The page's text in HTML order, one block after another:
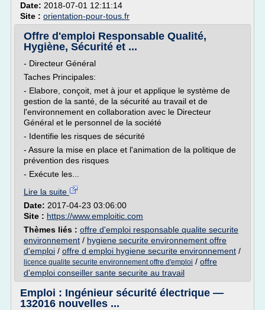
Date: 2018-07-01 12:11:14
Site : orientation-pour-tous.fr
Offre d'emploi Responsable Qualité,
Hygiène, Sécurité et ...
- Directeur Général
Taches Principales:
- Elabore, conçoit, met à jour et applique le système de
gestion de la santé, de la sécurité au travail et de
l'environnement en collaboration avec le Directeur
Général et le personnel de la société
- Identifie les risques de sécurité
- Assure la mise en place et l'animation de la politique de
prévention des risques
- Exécute les...
Lire la suite
Date: 2017-04-23 03:06:00
Site : https://www.emploitic.com
Thèmes liés : offre d'emploi responsable qualite securite
environnement / hygiene securite environnement offre
d'emploi / offre d emploi hygiene securite environnement /
licence qualite securite environnement offre d'emploi / offre
d'emploi conseiller sante securite au travail
Emploi : Ingénieur sécurité électrique —
132016 nouvelles ...